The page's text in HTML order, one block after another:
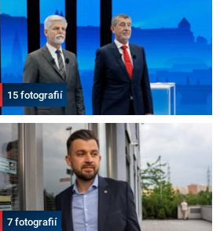
15 fotografií
7 fotografií